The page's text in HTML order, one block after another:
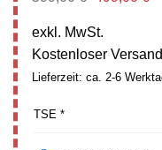
599,00 €
exkl. MwSt.
Kostenloser Versand
Lieferzeit: ca. 2-6
TSE *